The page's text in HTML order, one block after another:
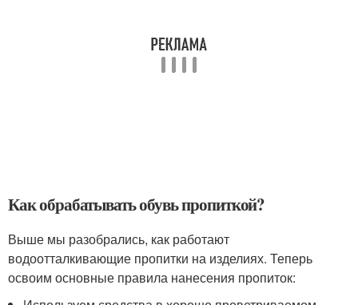
Как обрабатывать обувь пропиткой?
Выше мы разобрались, как работают
водоотталкивающие пропитки на изделиях. Теперь
освоим основные правила нанесения пропиток: